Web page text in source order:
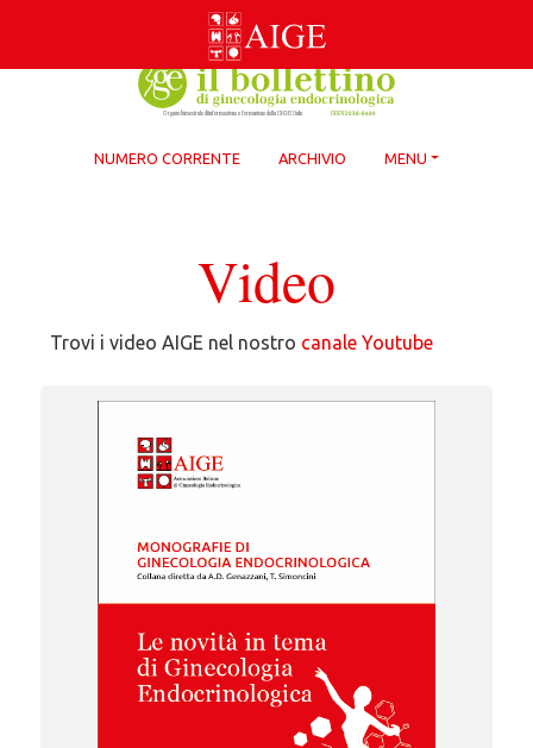
NUMERO CORRENTE ARCHIVIO MENU
Video
Trovi i video AIGE nel nostro canale Youtube